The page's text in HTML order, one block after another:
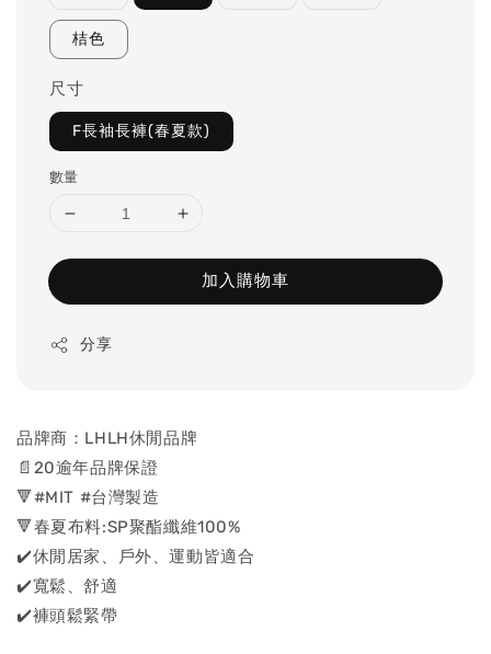
桔色
尺寸
F長袖長褲(春夏款)
數量
加入購物車
分享
品牌商：LHLH休閒品牌
📄20逾年品牌保證
🔻#MIT #台灣製造
🔻春夏布料:SP聚酯纖維100%
✔️休閒居家、戶外、運動皆適合
✔️寬鬆、舒適
✔️褲頭鬆緊帶